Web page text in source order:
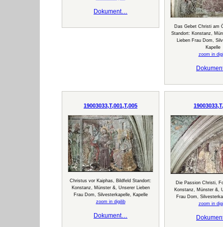
Dokument…
Das Gebet Christi am
Standort: Konstanz,
Lieben Frau Dom,
Kapelle
zoom in
19003033,T,001,T,005
Christus vor Kaiphas, Bildfeld Standort:
Konstanz, Münster &, Unserer Lieben
Frau Dom, Silvesterkapelle, Kapelle
zoom in digilib
Dokument…
Die Passion Christi,
Konstanz, Münster &,
Frau Dom,
zoom in